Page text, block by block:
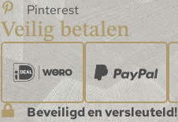
Pinterest
Veilig betalen
Beveiligd en versleuteld!